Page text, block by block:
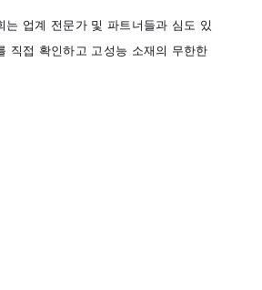
업계 전문가 및 파트너들과 심도 있
직접 확인하고 고성능 소재의 무한한